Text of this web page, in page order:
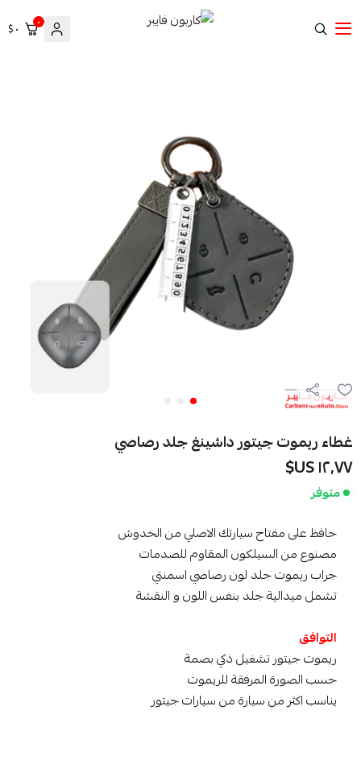
٠ ٠ $
غطاء ريموت جيتور داشينغ جلد رصاصي
١٢٫٧٧ US$
متوفر
حافظ على مفتاح سيارتك الاصلي من الخدوش
مصنوع من السيلكون المقاوم للصدمات
جراب ريموت جلد لون رصاصي اسمنتي
تشمل ميدالية جلد بنفس اللون و النقشة
التوافق
ريموت جيتور تشغيل ذكي بصمة
حسب الصورة المرفقة للريموت
يناسب اكثر من سيارة من سيارات جيتور